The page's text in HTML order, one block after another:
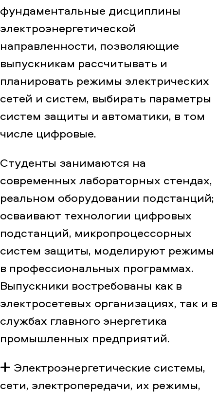
фундаментальные дисциплины
электроэнергетической
направленности, позволяющие
выпускникам рассчитывать и
планировать режимы электрических
сетей и систем, выбирать параметры
систем защиты и автоматики, в том
числе цифровые.
Студенты занимаются на
современных лабораторных стендах,
реальном оборудовании подстанций;
осваивают технологии цифровых
подстанций, микропроцессорных
систем защиты, моделируют режимы
в профессиональных программах.
Выпускники востребованы как в
электросетевых организациях, так и в
службах главного энергетика
промышленных предприятий.
Электроэнергетические системы,
сети, электропередачи, их режимы,